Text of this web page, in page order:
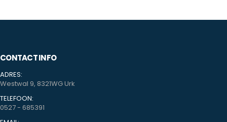
CONTACT INFO
ADRES:
Westwal 9, 8321WG Urk
TELEFOON:
0527 - 685391